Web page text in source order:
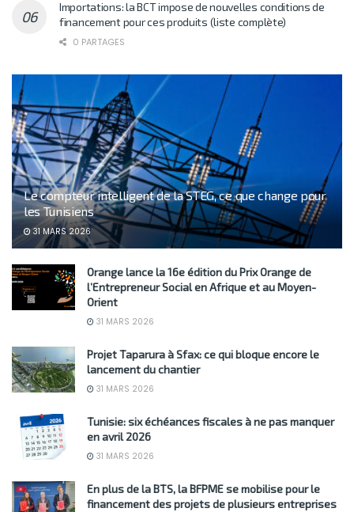
Importations: la BCT impose de nouvelles conditions de
financement pour ces produits (liste complète)
0 PARTAGES
Le compteur intelligent de la STEG, ce que change pour
les Tunisiens
31 MARS 2026
Orange lance la 16e édition du Prix Orange de
l’Entrepreneur Social en Afrique et au Moyen-
Orient
31 MARS 2026
Projet Taparura à Sfax: ce qui bloque encore le
lancement du chantier
31 MARS 2026
Tunisie: six échéances fiscales à ne pas manquer
en avril 2026
31 MARS 2026
En plus de la BTS, la BFPME se mobilise pour le
financement des projets de plusieurs entreprises